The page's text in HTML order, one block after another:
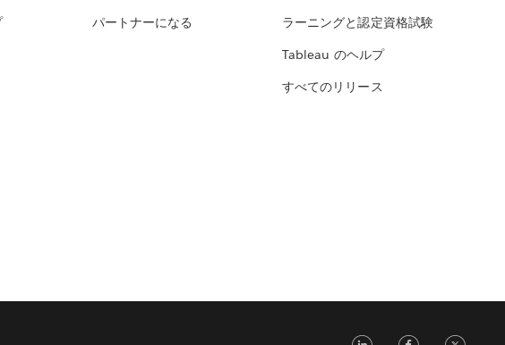
パートナーになる
ラーニングと認定資格試験
Tableau のヘルプ
すべてのリリース